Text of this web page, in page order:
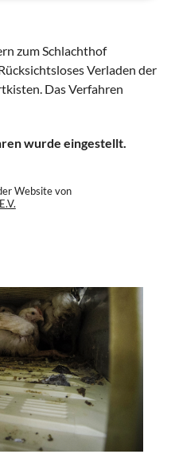
zum Schlachthof
Verladen der
Das Verfahren
wurde eingestellt.
Website von